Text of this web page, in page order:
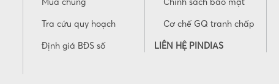
Tra cứu quy hoạch
Định giá BĐS số
Cơ chế GQ tranh chấp
LIÊN HỆ PINDIAS